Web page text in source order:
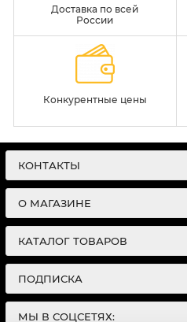
Доставка по всей
России
Конкурентные цены
КОНТАКТЫ
О МАГАЗИНЕ
КАТАЛОГ ТОВАРОВ
ПОДПИСКА
МЫ В СОЦСЕТЯХ: